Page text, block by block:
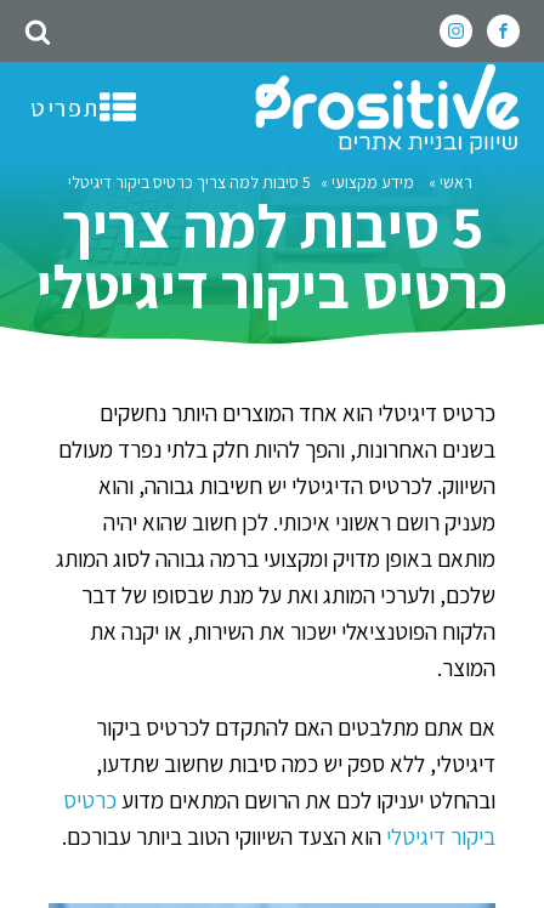
תפריט
ראשי» מידע מקצועי» 5 סיבות למה צריך כרטיס ביקור דיגיטלי
5 סיבות למה צריך
כרטיס ביקור דיגיטלי
כרטיס דיגיטלי הוא אחד המוצרים היותר נחשקים
בשנים האחרונות, והפך להיות חלק בלתי נפרד מעולם
השיווק. לכרטיס הדיגיטלי יש חשיבות גבוהה, והוא
מעניק רושם ראשוני איכותי. לכן חשוב שהוא יהיה
מותאם באופן מדויק ומקצועי ברמה גבוהה לסוג המותג
שלכם, ולערכי המותג ואת על מנת שבסופו של דבר
הלקוח הפוטנציאלי ישכור את השירות, או יקנה את
המוצר.
אם אתם מתלבטים האם להתקדם לכרטיס ביקור
דיגיטלי, ללא ספק יש כמה סיבות שחשוב שתדעו,
ובהחלט יעניקו לכם את הרושם המתאים מדועכרטיס
ביקור דיגיטלי הוא הצעד השיווקי הטוב ביותר עבורכם.